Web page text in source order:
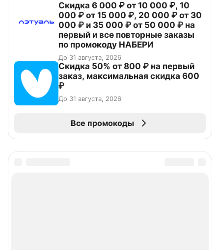
Скидка 6 000 ₽ от 10 000 ₽, 10
000 ₽ от 15 000 ₽, 20 000 ₽ от 30
000 ₽ и 35 000 ₽ от 50 000 ₽ на
первый и все повторные заказы
по промокоду НАБЕРИ
До 31 августа, 2026
Скидка 50% от 800 ₽ на первый
заказ, максимальная скидка 600
₽
До 31 августа, 2026
Все промокоды